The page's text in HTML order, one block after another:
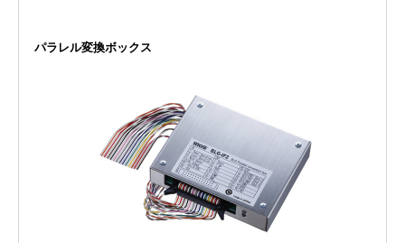
パラレル変換ボックス